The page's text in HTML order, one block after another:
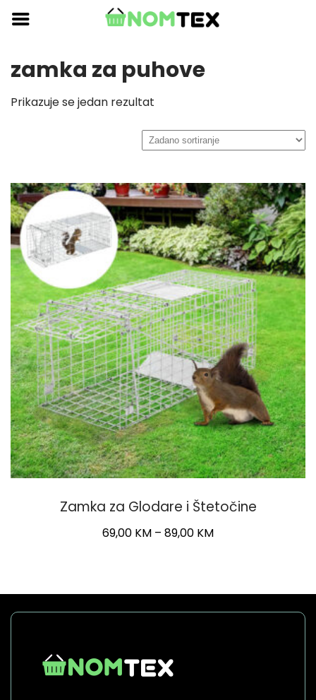
Skip
content
zamka za puhove
Prikazuje se jedan rezultat
Zamka za Glodare i Štetočine
69,00 KM – 89,00 KMPrice
options
may